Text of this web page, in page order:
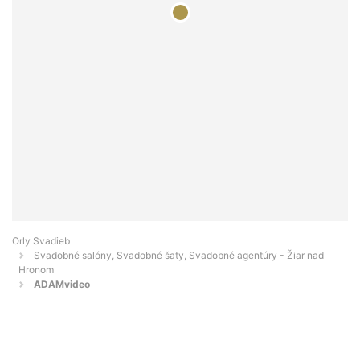
Orly Svadieb
Svadobné salóny, Svadobné šaty, Svadobné agentúry - Žiar nad
Hronom
ADAMvideo